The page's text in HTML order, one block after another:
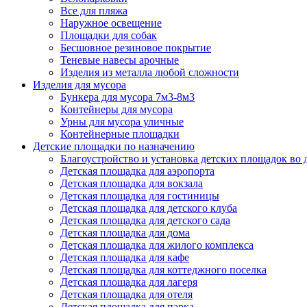
Все для пляжа
Наружное освещение
Площадки для собак
Бесшовное резиновое покрытие
Теневые навесы арочные
Изделия из металла любой сложности
Изделия для мусора
Бункера для мусора 7м3-8м3
Контейнеры для мусора
Урны для мусора уличные
Контейнерные площадки
Детские площадки по назначению
Благоустройство и установка детских площадок
Детская площадка для аэропорта
Детская площадка для вокзала
Детская площадка для гостиницы
Детская площадка для детского клуба
Детская площадка для детского сада
Детская площадка для дома
Детская площадка для жилого комплекса
Детская площадка для кафе
Детская площадка для коттеджного поселка
Детская площадка для лагеря
Детская площадка для отеля